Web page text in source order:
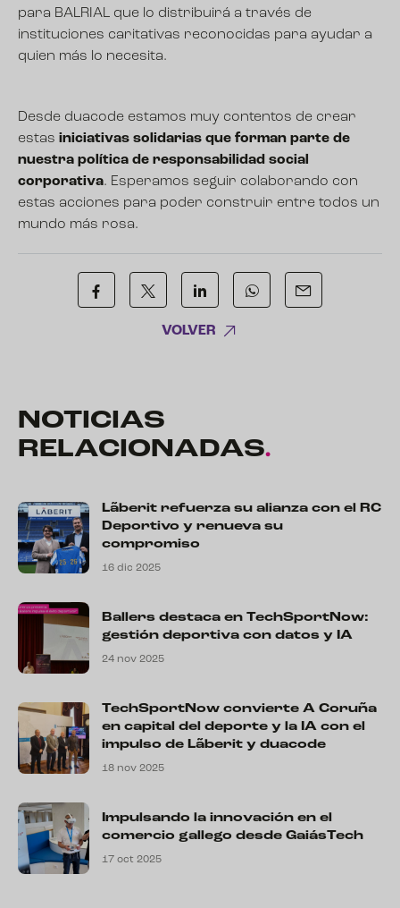
para BALRIAL que lo distribuirá a través de
instituciones caritativas reconocidas para ayudar a
quien más lo necesita.
Desde duacode estamos muy contentos de crear
estas iniciativas solidarias que forman parte de
nuestra política de responsabilidad social
corporativa. Esperamos seguir colaborando con
estas acciones para poder construir entre todos un
mundo más rosa.
VOLVER
NOTICIAS
RELACIONADAS.
Lãberit refuerza su alianza con el RC
Deportivo y renueva su
compromiso
16 dic 2025
Ballers destaca en TechSportNow:
gestión deportiva con datos y IA
24 nov 2025
TechSportNow convierte A Coruña
en capital del deporte y la IA con el
impulso de Lãberit y duacode
18 nov 2025
Impulsando la innovación en el
comercio gallego desde GaiásTech
17 oct 2025